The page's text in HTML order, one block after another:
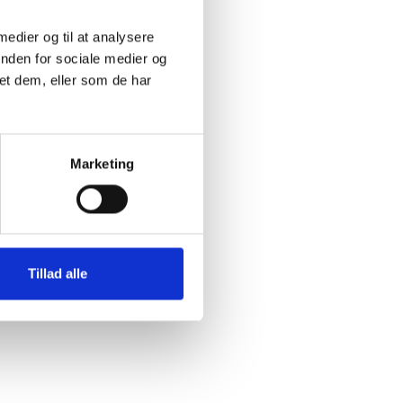
og til at analysere
for sociale medier og
dem, eller som de har
Marketing
Tillad alle
i
når
for
og i